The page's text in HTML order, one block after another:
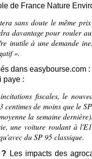
de France Nature
sans doute le même
davantage pour rouler
inutile à une demande
».
dans easybourse.com
paye :
fiscales, le
centimes de moins que le
la semaine
une voiture roulant à
du SP 95 classique.
Les impacts des